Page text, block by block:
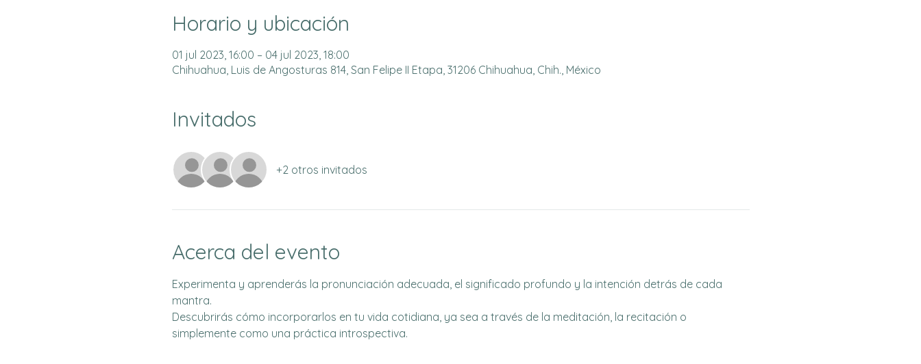
Horario y ubicación
01 jul 2023, 16:00 – 04 jul 2023, 18:00
Chihuahua, Luis de Angosturas 814, San Felipe II Etapa, 31206 Chihuahua, Chih., México
Invitados
+2 otros invitados
Acerca del evento
Experimenta y aprenderás la pronunciación adecuada, el significado profundo y la intención detrás de cada
mantra.
Descubrirás cómo incorporarlos en tu vida cotidiana, ya sea a través de la meditación, la recitación o
simplemente como una práctica introspectiva.